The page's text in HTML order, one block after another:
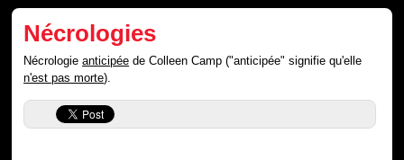
Nécrologies
Nécrologieanticipée de Colleen Camp ("anticipée" signifie qu'elle
n'est pas morte).